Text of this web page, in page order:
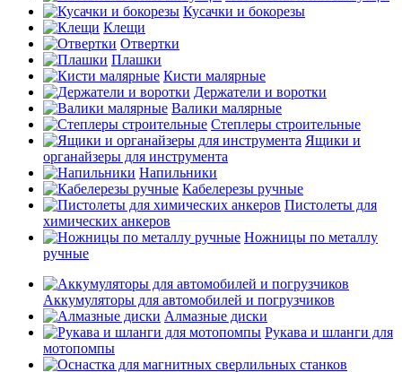
Кусачки и бокорезы
Клещи
Отвертки
Плашки
Кисти малярные
Держатели и воротки
Валики малярные
Степлеры строительные
Ящики и
органайзеры для инструмента
Напильники
Кабелерезы ручные
Пистолеты для
химических анкеров
Ножницы по металлу
ручные
Аккумуляторы для автомобилей и погрузчиков
Алмазные диски
Рукава и шланги для
мотопомпы